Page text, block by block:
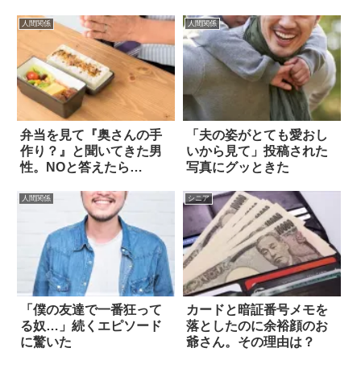
人間関係
弁当を見て『奥さんの手
作り？』と聞いてきた男
性。NOと答えたら…
人間関係
「夫の姿がとても愛おし
いから見て」投稿された
写真にグッときた
人間関係
「僕の友達で一番狂って
る奴…」続くエピソード
に驚いた
シニア
カードと暗証番号メモを
落としたのに余裕顔のお
爺さん。その理由は？